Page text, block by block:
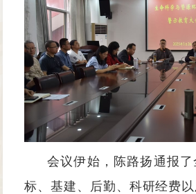
会议伊始，陈路扬通报
标、基建、后勤、科研经费